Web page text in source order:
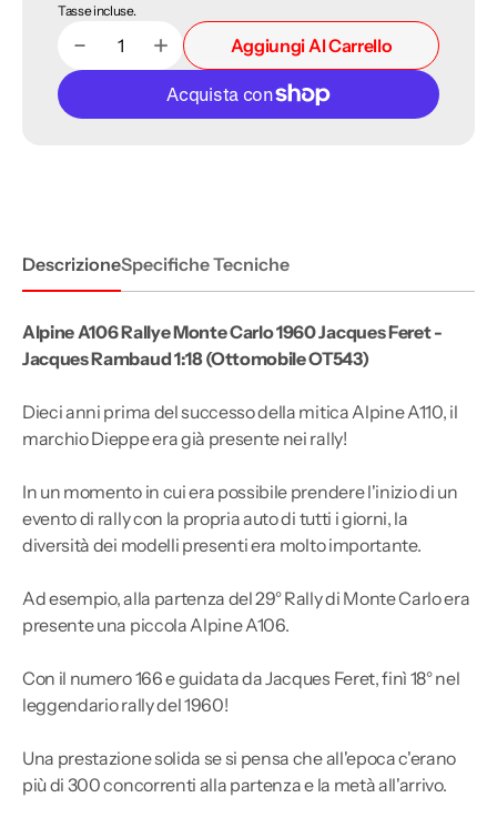
di
listino
Tasse incluse.
Diminuisci
quantità
A106
Rambaud
Quantità
Aumenta
quantità
per
Alpine
A106
Rambaud
Aggiungi Al Carrello
DescrizioneSpecifiche Tecniche
Alpine A106 Rallye Monte Carlo 1960 Jacques Feret -
Jacques Rambaud 1:18 (Ottomobile OT543)
Dieci anni prima del successo della mitica Alpine A110, il
marchio Dieppe era già presente nei rally!
In un momento in cui era possibile prendere l'inizio di un
evento di rally con la propria auto di tutti i giorni, la
diversità dei modelli presenti era molto importante.
Ad esempio, alla partenza del 29° Rally di Monte Carlo era
presente una piccola Alpine A106.
Con il numero 166 e guidata da Jacques Feret, finì 18° nel
leggendario rally del 1960!
Una prestazione solida se si pensa che all'epoca c'erano
più di 300 concorrenti alla partenza e la metà all'arrivo.